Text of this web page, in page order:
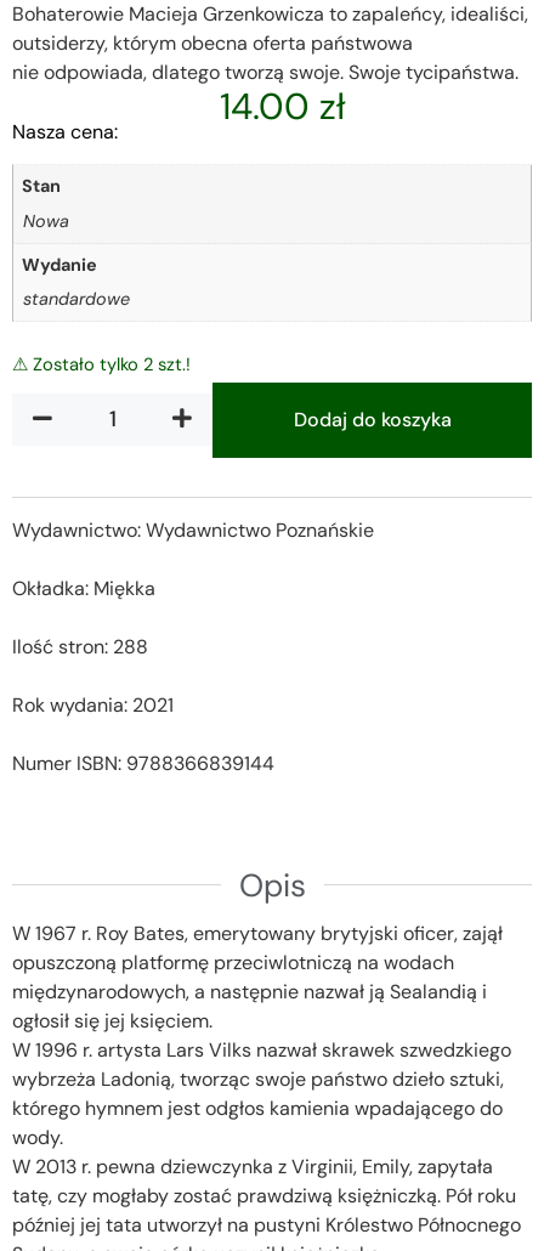
Bohaterowie Macieja Grzenkowicza to zapaleńcy, idealiści,
outsiderzy, którym obecna oferta państwowa
nie odpowiada, dlatego tworzą swoje. Swoje tycipaństwa.
Nasza cena:
14.00 zł
Stan
Nowa
Wydanie
standardowe
⚠ Zostało tylko 2 szt.!
Dodaj do koszyka
Wydawnictwo: Wydawnictwo Poznańskie
Okładka: Miękka
Ilość stron: 288
Rok wydania: 2021
Numer ISBN: 9788366839144
Opis
W 1967 r. Roy Bates, emerytowany brytyjski oficer, zajął
opuszczoną platformę przeciwlotniczą na wodach
międzynarodowych, a następnie nazwał ją Sealandią i
ogłosił się jej księciem.
W 1996 r. artysta Lars Vilks nazwał skrawek szwedzkiego
wybrzeża Ladonią, tworząc swoje państwo dzieło sztuki,
którego hymnem jest odgłos kamienia wpadającego do
wody.
W 2013 r. pewna dziewczynka z Virginii, Emily, zapytała
tatę, czy mogłaby zostać prawdziwą księżniczką. Pół roku
później jej tata utworzył na pustyni Królestwo Północnego